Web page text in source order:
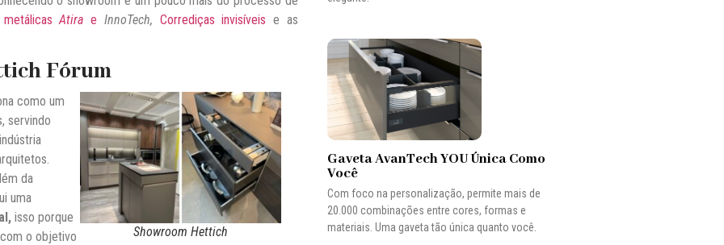
Gaveta AvanTech YOU Única Como
Você
Com foco na personalização, permite mais de
20.000 combinações entre cores, formas e
materiais. Uma gaveta tão única quanto você.
metálicasAtira e InnoTech, Corrediças invisíveis e as
Fórum
como um
servindo
da
uma
isso porque
o objetivo
Showroom Hettich